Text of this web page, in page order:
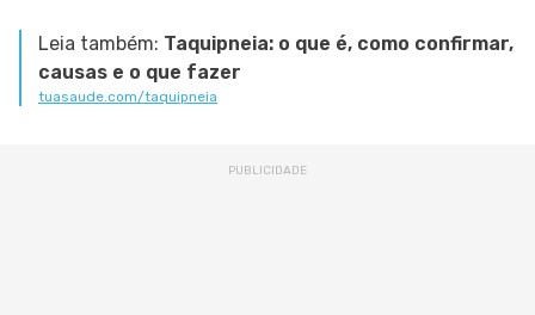
Leia também: Taquipneia: o que é, como confirmar,
causas e o que fazer
tuasaude.com/taquipneia